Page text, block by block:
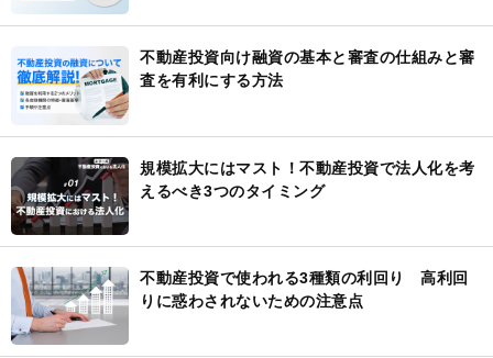
不動産投資向け融資の基本と審査の仕組みと審
査を有利にする方法
規模拡大にはマスト！不動産投資で法人化を考
えるべき3つのタイミング
不動産投資で使われる3種類の利回り 高利回
りに惑わされないための注意点